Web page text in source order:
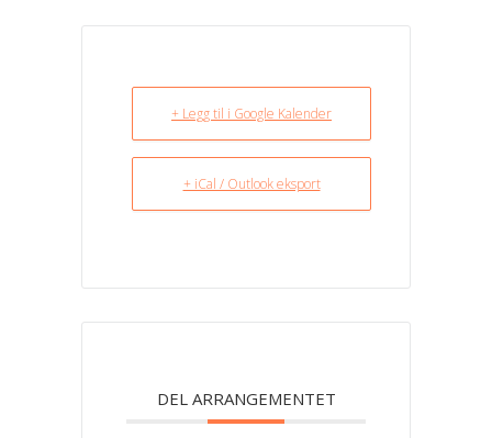
+ Legg til i Google Kalender
+ iCal / Outlook eksport
DEL ARRANGEMENTET